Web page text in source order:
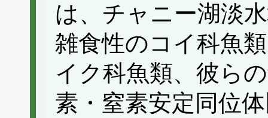
は、チャニー湖淡
雑食性のコイ科魚
イク科魚類、彼ら
素・窒素安定同位